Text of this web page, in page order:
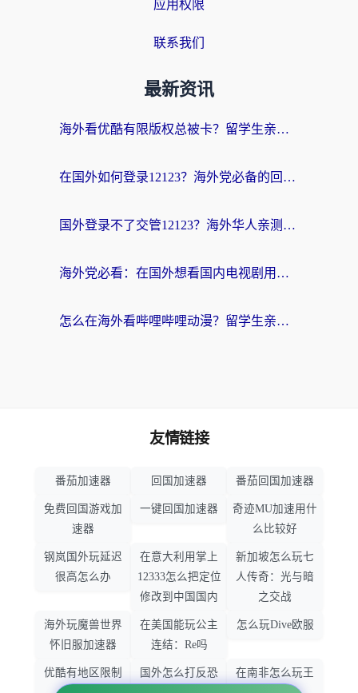
应用权限
联系我们
最新资讯
海外看优酷有限版权总被卡？留学生亲测有效的回国加速器选择指南
在国外如何登录12123？海外党必备的回国加速实用指南
国外登录不了交管12123？海外华人亲测有效的回国加速器选择指南
海外党必看：在国外想看国内电视剧用什么软件？3步解决地域限制
怎么在海外看哔哩哔哩动漫？留学生亲测有效的回国加速方案
友情链接
番茄加速器 回国加速器 番茄回国加速器
免费回国游戏加
速器
一键回国加速器
奇迹MU加速用什
么比较好
钢岚国外玩延迟
很高怎么办
在意大利用掌上
12333怎么把定位
修改到中国国内
新加坡怎么玩七
人传奇：光与暗
之交战
海外玩魔兽世界
怀旧服加速器
在美国能玩公主
连结：Re吗
怎么玩Dive欧服
优酷有地区限制
国外怎么打反恐
在南非怎么玩王